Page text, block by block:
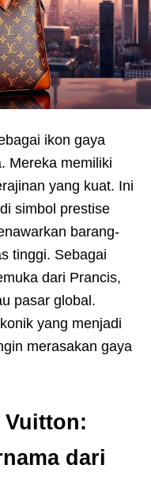
ikon gaya
Mereka memiliki
yang kuat. Ini
simbol prestise
barang-
tinggi. Sebagai
dari Prancis,
pasar global.
yang menjadi
merasakan gaya
Vuitton:
dari